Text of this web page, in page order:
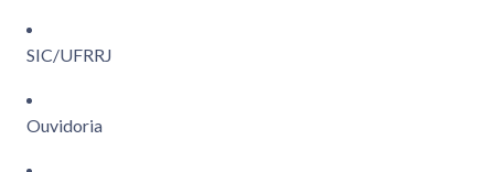
SIC/UFRRJ
Ouvidoria